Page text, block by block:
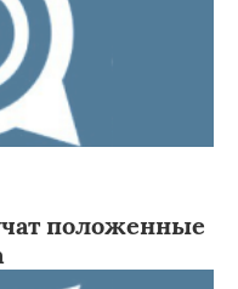
положенные